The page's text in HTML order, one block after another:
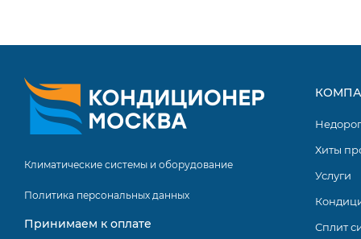
3D Airflow.
Возможность управления кондиционером по Wi-Fi
Биполярный ионизатор Super ionizer (Air Magic).
Использование в мульти-сплит-системах.
Серия INFINI STANDARD INVERTER включает в себя
Все модели обладают высокими техническими и
Климатические системы и оборудование
Политика персональных данных
Принимаем к оплате
Хиты
Услуги
Сплит